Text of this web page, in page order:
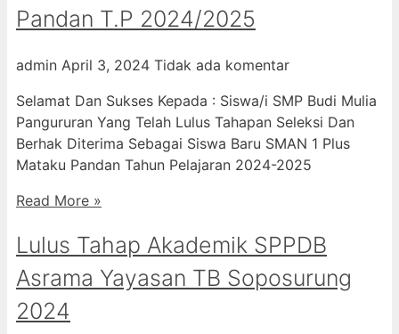
Pandan T.P 2024/2025
admin April 3, 2024 Tidak ada komentar
Selamat Dan Sukses Kepada : Siswa/i SMP Budi Mulia
Pangururan Yang Telah Lulus Tahapan Seleksi Dan
Berhak Diterima Sebagai Siswa Baru SMAN 1 Plus
Mataku Pandan Tahun Pelajaran 2024-2025
Read More »
Lulus Tahap Akademik SPPDB
Asrama Yayasan TB Soposurung
2024